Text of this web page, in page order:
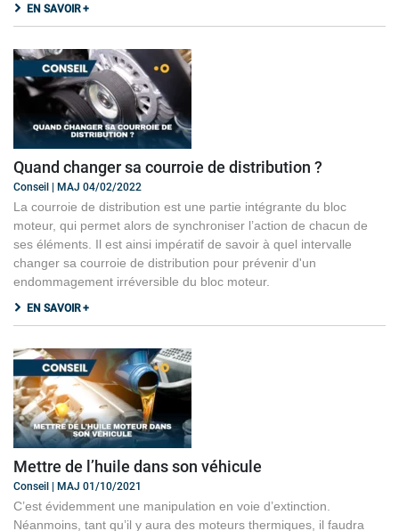
EN SAVOIR +
Quand changer sa courroie de distribution ?
Conseil | MAJ 04/02/2022
La courroie de distribution est une partie intégrante du bloc
moteur, qui permet alors de synchroniser l’action de chacun de
ses éléments. Il est ainsi impératif de savoir à quel intervalle
changer sa courroie de distribution pour prévenir d'un
endommagement irréversible du bloc moteur.
EN SAVOIR +
Mettre de l’huile dans son véhicule
Conseil | MAJ 01/10/2021
C’est évidemment une manipulation en voie d’extinction.
Néanmoins, tant qu’il y aura des moteurs thermiques, il faudra